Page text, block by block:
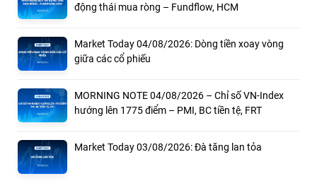
động thái mua ròng – Fundflow, HCM
Market Today 04/08/2026: Dòng tiền xoay vòng
giữa các cổ phiếu
MORNING NOTE 04/08/2026 – Chỉ số VN-Index
hướng lên 1775 điểm – PMI, BC tiền tệ, FRT
Market Today 03/08/2026: Đà tăng lan tỏa